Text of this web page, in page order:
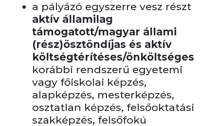
a pályázó egyszerre vesz részt
aktív államilag
támogatott/magyar állami
(rész)ösztöndíjas és aktív
költségtérítéses/önköltséges
korábbi rendszerű egyetemi
vagy főiskolai képzés,
alapképzés, mesterképzés,
osztatlan képzés, felsőoktatási
szakképzés, felsőfokú